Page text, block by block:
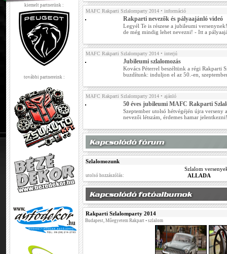
kiemelt partnerünk :
további partnereink :
MAFC Rakparti Szlalomparty 2014 • információ
Rakparti nevezők és pályaajánló videó
Legyél Te is részese a jubileumi
de még mindig lehet nevezni! - Itt a
MAFC Rakparti Szlalomparty 2014 • interjú
Jubileumi szlalomozás
Kovács Péterrel beszéltünk a régi Rakparti
buzdítunk: induljon el az 50.-en,
MAFC Rakparti Szlalomparty 2014 • ajánló
50 éves jubileumi MAFC Rakparti
Szeptember utolsó hétvégéjén újra
nevezői létszám, érdemes hamar jelentkezni!
Szlalomozunk
Szlalom
utolsó hozzászólás: ALLADA
Rakparti Szlalomparty 2014
Budapest, Műegyetem Rakpart • szlalom